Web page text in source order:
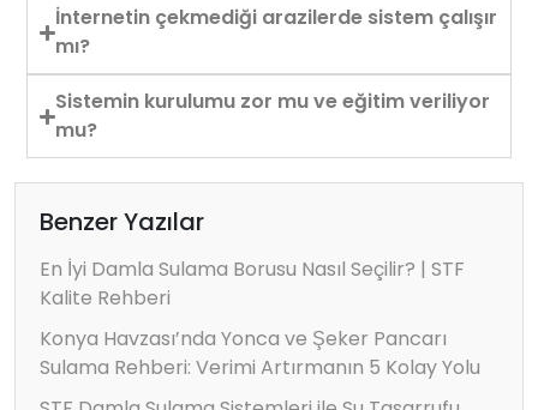
İnternetin çekmediği arazilerde sistem çalışır
mı?
Sistemin kurulumu zor mu ve eğitim veriliyor
mu?
Benzer Yazılar
En İyi Damla Sulama Borusu Nasıl Seçilir? | STF
Kalite Rehberi
Konya Havzası’nda Yonca ve Şeker Pancarı
Sulama Rehberi: Verimi Artırmanın 5 Kolay Yolu